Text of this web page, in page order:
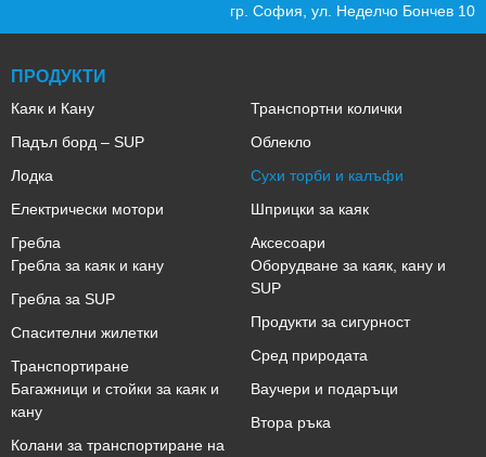
гр. София, ул. Неделчо Бончев 10
ПРОДУКТИ
Каяк и Кану
Падъл борд – SUP
Лодка
Електрически мотори
Гребла
Гребла за каяк и кану
Гребла за SUP
Спасителни жилетки
Транспортиране
Багажници и стойки за каяк и
кану
Колани за транспортиране на
Транспортни колички
Облекло
Сухи торби и калъфи
Шприцки за каяк
Аксесоари
Оборудване за каяк, кану и
SUP
Продукти за сигурност
Сред природата
Ваучери и подаръци
Втора ръка